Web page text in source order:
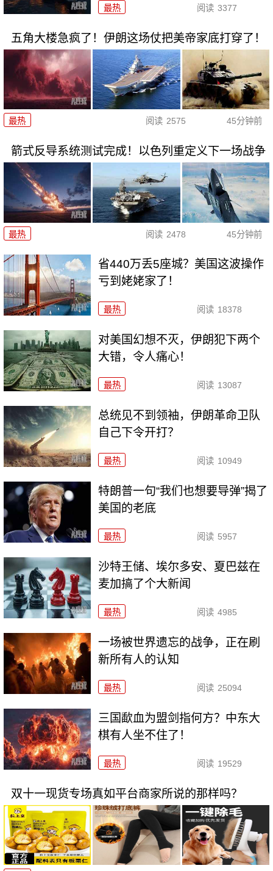
最热 阅读 3377
五角大楼急疯了！伊朗这场仗把美帝家底打穿了！
最热 阅读 2575 45分钟前
箭式反导系统测试完成！以色列重定义下一场战争
最热 阅读 2478 45分钟前
省440万丢5座城？美国这波操作
亏到姥姥家了！
最热 阅读 18378
对美国幻想不灭，伊朗犯下两个
大错，令人痛心！
最热 阅读 13087
总统见不到领袖，伊朗革命卫队
自己下令开打？
最热 阅读 10949
特朗普一句“我们也想要导弹”揭了
美国的老底
最热 阅读 5957
沙特王储、埃尔多安、夏巴兹在
麦加搞了个大新闻
最热 阅读 4985
一场被世界遗忘的战争，正在刷
新所有人的认知
最热 阅读 25094
三国歃血为盟剑指何方？中东大
棋有人坐不住了！
最热 阅读 19529
双十一现货专场真如平台商家所说的那样吗？